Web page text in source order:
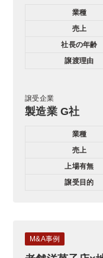
業種
売上
社長の年齢
譲渡理由
譲受企業
製造業 G社
業種
売上
上場有無
譲受目的
M&A事例